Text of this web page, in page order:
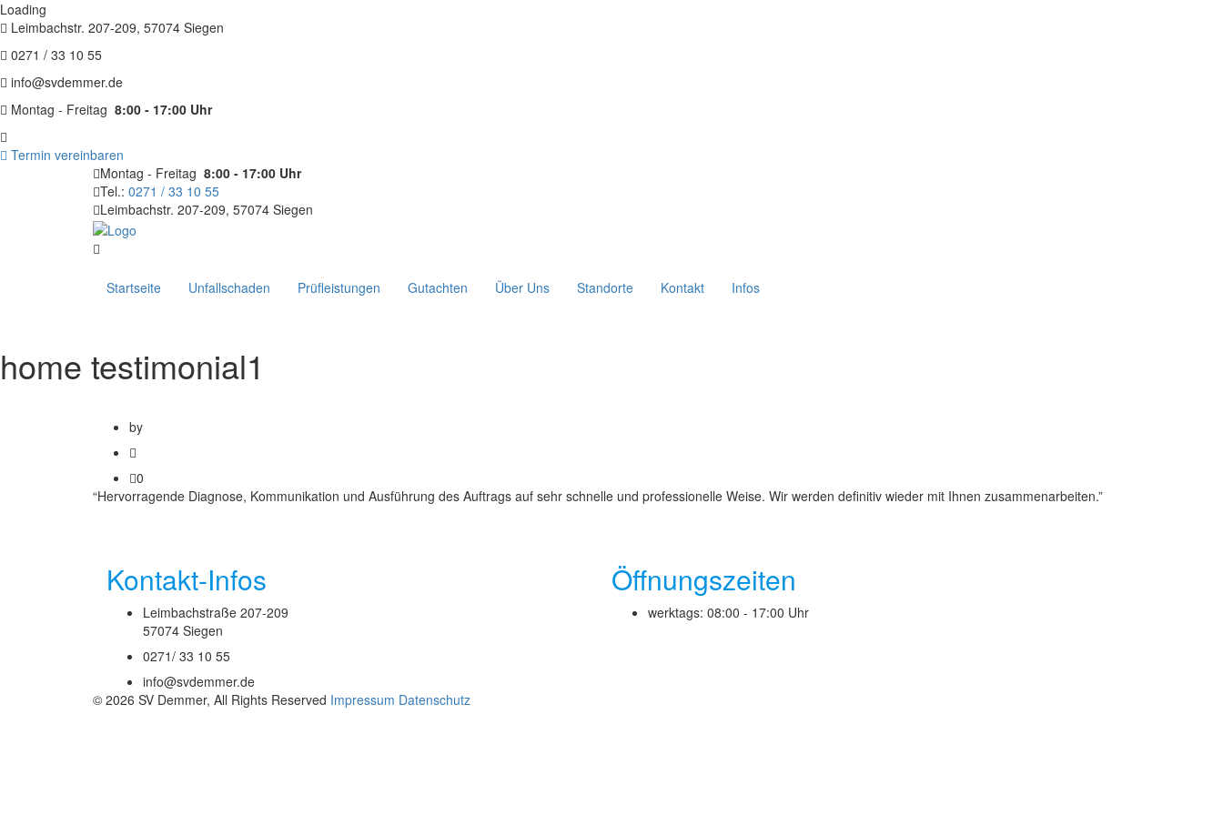
Loading
Leimbachstr. 207-209, 57074 Siegen
0271 / 33 10 55
info@svdemmer.de
Montag - Freitag 8:00 - 17:00 Uhr
Termin vereinbaren
Montag - Freitag 8:00 - 17:00 Uhr
Tel.: 0271 / 33 10 55
Leimbachstr. 207-209, 57074 Siegen
Startseite Unfallschaden Prüfleistungen Gutachten Über Uns Standorte Kontakt Infos
home testimonial1
by
0
“Hervorragende Diagnose, Kommunikation und Ausführung des Auftrags auf sehr schnelle und professionelle Weise. Wir werden definitiv wieder mit Ihnen zusammenarbeiten.”
Kontakt-Infos
Leimbachstraße 207-209
57074 Siegen
0271/ 33 10 55
info@svdemmer.de
Öffnungszeiten
werktags: 08:00 - 17:00 Uhr
© 2026 SV Demmer, All Rights Reserved Impressum Datenschutz